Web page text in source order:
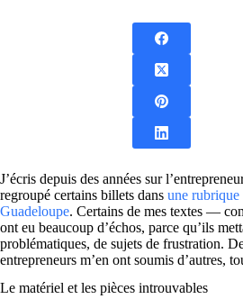
J’écris depuis des années sur
regroupé certains billets dans une rubrique
Guadeloupe. Certains de mes textes —
ont eu beaucoup d’échos, parce qu’ils
problématiques, de sujets de frustration.
entrepreneurs m’en ont soumis d’autres,
Le matériel et les pièces introuvables